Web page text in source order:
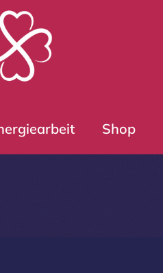
Shop